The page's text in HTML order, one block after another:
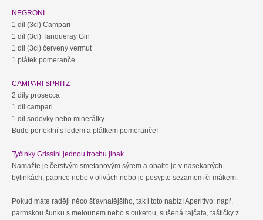
NEGRONI
1 díl (3cl) Campari
1 díl (3cl) Tanqueray Gin
1 díl (3cl) červený vermut
1 plátek pomeranče
CAMPARI SPRITZ
2 díly prosecca
1 díl campari
1 díl sodovky nebo minerálky
Bude perfektní s ledem a plátkem pomeranče!
Tyčinky Grissini jednou trochu jinak
Namažte je čerstvým smetanovým sýrem a obalte je v nasekaných
bylinkách, paprice nebo v olivách nebo je posypte sezamem či mákem.
Pokud máte raději něco šťavnatějšího, tak i toto nabízí Aperitivo: např.
parmskou šunku s melounem nebo s cuketou, sušená rajčata, taštičky z